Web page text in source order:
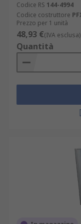
Codice RS 144-4994
Codice costruttore
Prezzo per 1 unità
48,93 €(IVA esclusa)
Quantità